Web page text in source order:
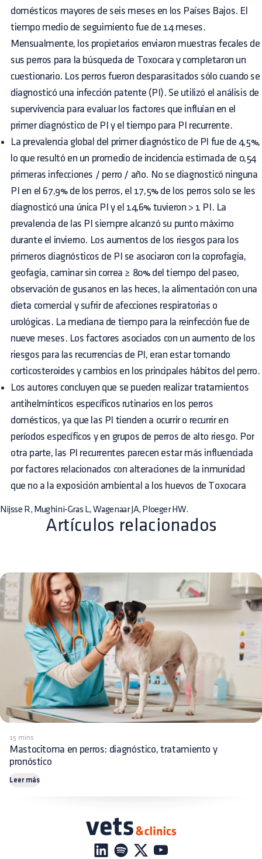
domésticos mayores de seis meses en los Países Bajos. El
tiempo medio de seguimiento fue de 14 meses.
Mensualmente, los propietarios enviaron muestras fecales de
sus perros para la búsqueda de Toxocara y completaron un
cuestionario. Los perros fueron desparasitados sólo cuando se
diagnosticó una infección patente (PI). Se utilizó el análisis de
supervivencia para evaluar los factores que influían en el
primer diagnóstico de PI y el tiempo para PI recurrente.
La prevalencia global del primer diagnóstico de PI fue de 4,5%,
lo que resultó en un promedio de incidencia estimada de 0,54
primeras infecciones / perro / año. No se diagnosticó ninguna
PI en el 67,9% de los perros, el 17,5% de los perros solo se les
diagnosticó una única PI y el 14,6% tuvieron > 1 PI. La
prevalencia de las PI siempre alcanzó su punto máximo
durante el invierno. Los aumentos de los riesgos para los
primeros diagnósticos de PI se asociaron con la coprofagia,
geofagia, caminar sin correa ≥ 80% del tiempo del paseo,
observación de gusanos en las heces, la alimentación con una
dieta comercial y sufrir de afecciones respiratorias o
urológicas. La mediana de tiempo para la reinfección fue de
nueve meses. Los factores asociados con un aumento de los
riesgos para las recurrencias de PI, eran estar tomando
corticosteroides y cambios en los principales hábitos del perro.
Los autores concluyen que se pueden realizar tratamientos
antihelmínticos específicos rutinarios en los perros
domésticos, ya que las PI tienden a ocurrir o recurrir en
períodos específicos y en grupos de perros de alto riesgo. Por
otra parte, las PI recurrentes parecen estar más influenciada
por factores relacionados con alteraciones de la inmunidad
que no a la exposición ambiental a los huevos de Toxocara
Nijsse R, Mughini-Gras L, Wagenaar JA, Ploeger HW.
Artículos relacionados
15 mins
Mastocitoma en perros: diagnóstico, tratamiento y
pronóstico
Leer más